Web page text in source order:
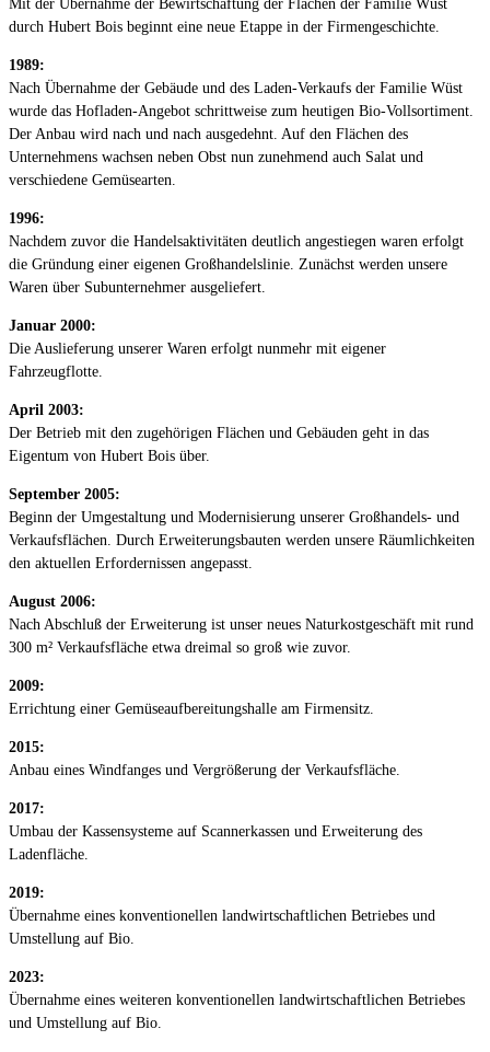
Mit der Übernahme der Bewirtschaftung der Flächen der Familie Wüst
durch Hubert Bois beginnt eine neue Etappe in der Firmengeschichte.
1989:
Nach Übernahme der Gebäude und des Laden-Verkaufs der Familie Wüst
wurde das Hofladen-Angebot schrittweise zum heutigen Bio-Vollsortiment.
Der Anbau wird nach und nach ausgedehnt. Auf den Flächen des
Unternehmens wachsen neben Obst nun zunehmend auch Salat und
verschiedene Gemüsearten.
1996:
Nachdem zuvor die Handelsaktivitäten deutlich angestiegen waren erfolgt
die Gründung einer eigenen Großhandelslinie. Zunächst werden unsere
Waren über Subunternehmer ausgeliefert.
Januar 2000:
Die Auslieferung unserer Waren erfolgt nunmehr mit eigener
Fahrzeugflotte.
April 2003:
Der Betrieb mit den zugehörigen Flächen und Gebäuden geht in das
Eigentum von Hubert Bois über.
September 2005:
Beginn der Umgestaltung und Modernisierung unserer Großhandels- und
Verkaufsflächen. Durch Erweiterungsbauten werden unsere Räumlichkeiten
den aktuellen Erfordernissen angepasst.
August 2006:
Nach Abschluß der Erweiterung ist unser neues Naturkostgeschäft mit rund
300 m² Verkaufsfläche etwa dreimal so groß wie zuvor.
2009:
Errichtung einer Gemüseaufbereitungshalle am Firmensitz.
2015:
Anbau eines Windfanges und Vergrößerung der Verkaufsfläche.
2017:
Umbau der Kassensysteme auf Scannerkassen und Erweiterung des
Ladenfläche.
2019:
Übernahme eines konventionellen landwirtschaftlichen Betriebes und
Umstellung auf Bio.
2023:
Übernahme eines weiteren konventionellen landwirtschaftlichen Betriebes
und Umstellung auf Bio.